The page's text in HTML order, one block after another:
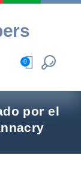
0
por el